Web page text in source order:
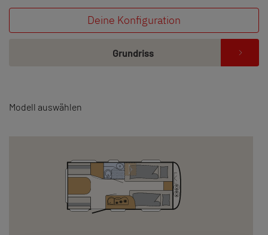
Deine Konfiguration
Grundriss
Modell auswählen